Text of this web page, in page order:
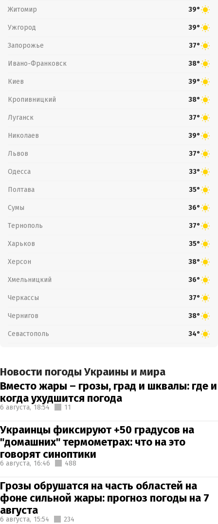
Житомир 39°
Ужгород 39°
Запорожье 37°
Ивано-Франковск 38°
Киев 39°
Кропивницкий 38°
Луганск 37°
Николаев 39°
Львов 37°
Одесса 33°
Полтава 35°
Сумы 36°
Тернополь 37°
Харьков 35°
Херсон 38°
Хмельницкий 36°
Черкассы 37°
Чернигов 38°
Севастополь 34°
Новости погоды Украины и мира
Вместо жары – грозы, град и шквалы: где и
когда ухудшится погода
6 августа, 18:54 11
Украинцы фиксируют +50 градусов на
"домашних" термометрах: что на это
говорят синоптики
6 августа, 16:46 488
Грозы обрушатся на часть областей на
фоне сильной жары: прогноз погоды на 7
августа
6 августа, 15:54 234